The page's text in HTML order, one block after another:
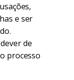
e ser
de
processo